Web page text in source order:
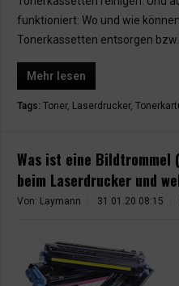
funktioniert: Wo und wie
Tonerkassetten entsorgen
Mehr lesen
Tags: Toner, Laserdrucker,
Was ist eine
beim Laserdrucker und
Von: Laymann 31.01.20 08:15